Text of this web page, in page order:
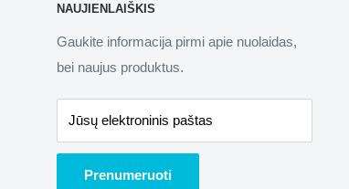
NAUJIENLAIŠKIS
Gaukite informacija pirmi apie nuolaidas,
bei naujus produktus.
Jūsų elektroninis paštas
Prenumeruoti